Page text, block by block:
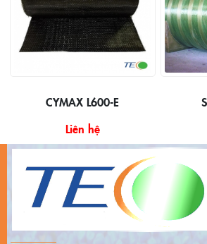
CYMAX L600-E
Liên hệ